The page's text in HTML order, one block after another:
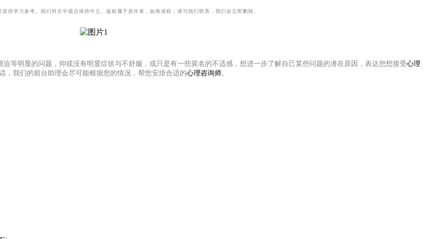
供学习参考。我们对文中观点保持中立。版权属于原作者，如有侵权，请与我们联系，我们会立即删除。
等明显的问题，抑或没有明显症状与不舒服，或只是有一些莫名的不适感，想进一步了解自己某些问题的潜在原因，表达您想接受心理
，我们的前台助理会尽可能根据您的情况，帮您安排合适的心理咨询师。